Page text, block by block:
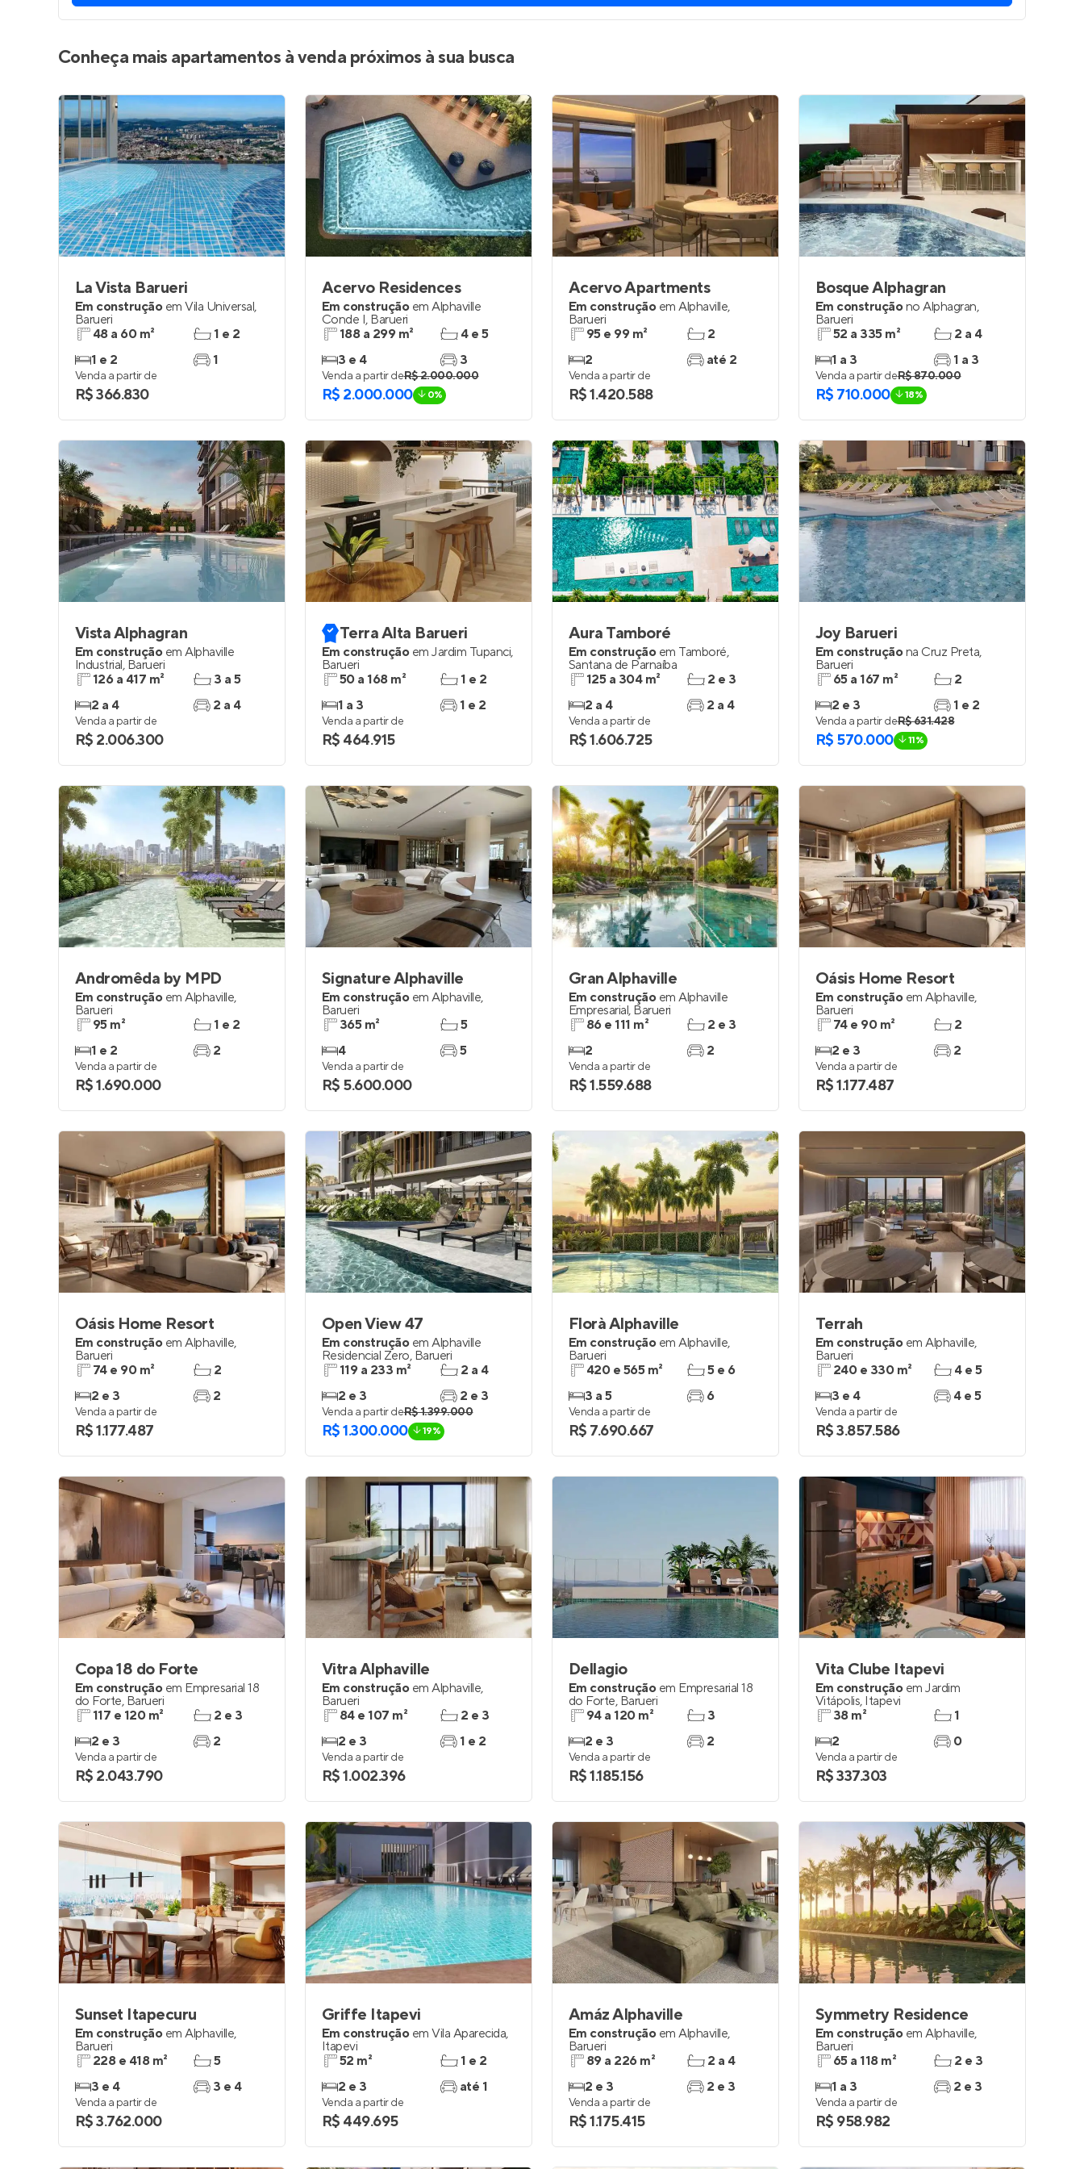
Conheça mais apartamentos à venda próximos à sua busca
La Vista Barueri
Em construção em Vila Universal,
Barueri
48 a 60 m²
1 e 2
1 e 2
1
Venda a partir de
R$ 366.830
Acervo Residences
Em construção em Alphaville
Conde I, Barueri
188 a 299 m²
3 e 4
4 e 5
3
Venda a partir deR$ 2.000.000
R$ 2.000.000 0%
Acervo Apartments
Em construção em Alphaville,
Barueri
95 e 99 m²
2
2
até 2
Venda a partir de
R$ 1.420.588
Bosque Alphagran
Em construçãono Alphagran,
Barueri
52 a 335 m²
1 a 3
2 a 4
1 a 3
Venda a partir deR$ 870.000
R$ 710.000 18%
Vista Alphagran
Em construção em Alphaville
Industrial, Barueri
126 a 417 m²
2 a 4
3 a 5
2 a 4
Venda a partir de
R$ 2.006.300
Terra Alta Barueri
Em construção em Jardim Tupanci,
Barueri
50 a 168 m²
1 a 3
1 e 2
1 e 2
Venda a partir de
R$ 464.915
Aura Tamboré
Em construção em Tamboré,
Santana de Parnaíba
125 a 304 m²
2 a 4
2 e 3
2 a 4
Venda a partir de
R$ 1.606.725
Joy Barueri
Em construçãona Cruz Preta,
Barueri
65 a 167 m²
2 e 3
2
1 e 2
Venda a partir deR$ 631.428
R$ 570.000 11%
Andromêda by MPD
Em construção em Alphaville,
Barueri
95 m²
1 e 2
1 e 2
2
Venda a partir de
R$ 1.690.000
Signature Alphaville
Em construção em Alphaville,
Barueri
365 m²
4
5
5
Venda a partir de
R$ 5.600.000
Gran Alphaville
Em construção em Alphaville
Empresarial, Barueri
86 e 111 m²
2
2 e 3
2
Venda a partir de
R$ 1.559.688
Oásis Home Resort
Em construção em Alphaville,
Barueri
74 e 90 m²
2 e 3
2
2
Venda a partir de
R$ 1.177.487
Oásis Home Resort
Em construção em Alphaville,
Barueri
74 e 90 m²
2 e 3
2
2
Venda a partir de
R$ 1.177.487
Open View 47
Em construção em Alphaville
Residencial Zero, Barueri
119 a 233 m²
2 e 3
2 a 4
2 e 3
Venda a partir deR$ 1.399.000
R$ 1.300.000 19%
Florà Alphaville
Em construção em Alphaville,
Barueri
420 e 565 m²
3 a 5
5 e 6
6
Venda a partir de
R$ 7.690.667
Terrah
Em construção em Alphaville,
Barueri
240 e 330 m²
3 e 4
4 e 5
4 e 5
Venda a partir de
R$ 3.857.586
Copa 18 do Forte
Em construção em Empresarial 18
do Forte, Barueri
117 e 120 m²
2 e 3
2 e 3
2
Venda a partir de
R$ 2.043.790
Vitra Alphaville
Em construção em Alphaville,
Barueri
84 e 107 m²
2 e 3
2 e 3
1 e 2
Venda a partir de
R$ 1.002.396
Dellagio
Em construção em Empresarial 18
do Forte, Barueri
94 a 120 m²
2 e 3
3
2
Venda a partir de
R$ 1.185.156
Vita Clube Itapevi
Em construção em Jardim
Vitápolis, Itapevi
38 m²
2
1
0
Venda a partir de
R$ 337.303
Sunset Itapecuru
Em construção em Alphaville,
Barueri
228 e 418 m²
3 e 4
5
3 e 4
Venda a partir de
R$ 3.762.000
Griffe Itapevi
Em construção em Vila Aparecida,
Itapevi
52 m²
2 e 3
1 e 2
até 1
Venda a partir de
R$ 449.695
Amáz Alphaville
Em construção em Alphaville,
Barueri
89 a 226 m²
2 e 3
2 a 4
2 e 3
Venda a partir de
R$ 1.175.415
Symmetry Residence
Em construção em Alphaville,
Barueri
65 a 118 m²
1 a 3
2 e 3
2 e 3
Venda a partir de
R$ 958.982